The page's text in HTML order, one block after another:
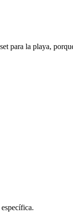
para la playa,